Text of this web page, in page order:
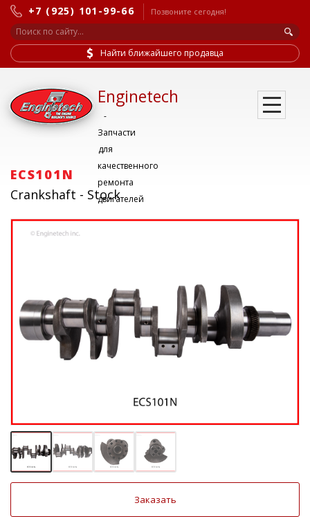
+7 (925) 101-99-66 Позвоните сегодня!
Найти ближайшего продавца
Enginetech
-
Запчасти
для
качественного
ремонта
двигателей
ECS101N
Crankshaft - Stock
Заказать